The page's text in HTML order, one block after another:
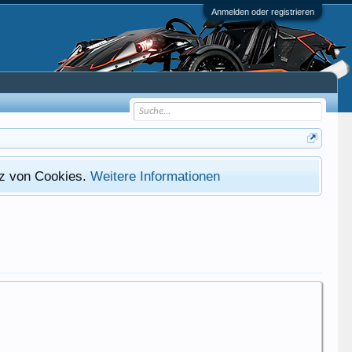
Anmelden oder registrieren
von Cookies.Weitere Informationen